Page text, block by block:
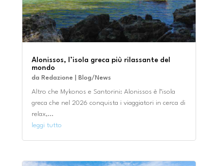
Alonissos, l’isola greca più rilassante del
mondo
da Redazione Blog/News
Altro che Mykonos e Santorini: Alonissos è l’isola
greca che nel 2026 conquista i viaggiatori in cerca di
relax,...
leggi tutto